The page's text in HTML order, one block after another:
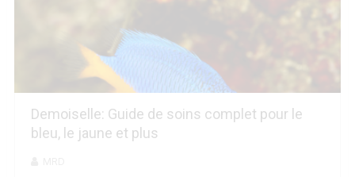
Demoiselle: Guide de soins complet pour le
bleu, le jaune et plus